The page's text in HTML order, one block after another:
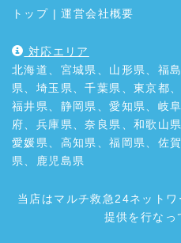
トップ |運営会社概要
対応エリア
北海道、宮城県、山形県、福
県、埼玉県、千葉県、東京都
福井県、静岡県、愛知県、岐
府、兵庫県、奈良県、和歌山
愛媛県、高知県、福岡県、佐
県、鹿児島県
当店はマルチ救急24ネット
提供を行なっ